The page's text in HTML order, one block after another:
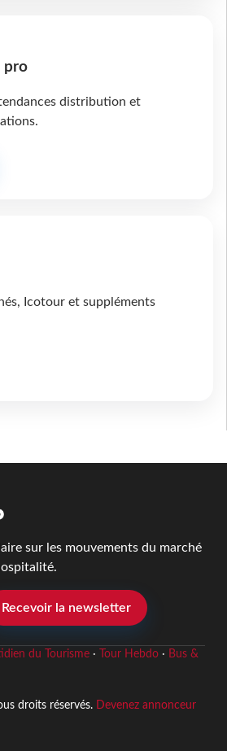
pro
distribution et
Icotour et suppléments
sur les mouvements du marché
Recevoir la newsletter
du Tourisme· Tour Hebdo· Bus &
droits réservés. Devenez annonceur